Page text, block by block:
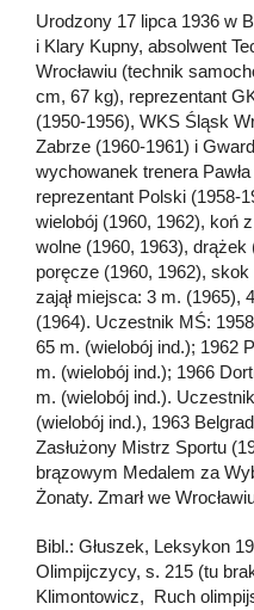
Urodzony 17 lipca 1936 w
i Klary Kupny, absolwent
Wrocławiu (technik
cm, 67 kg), reprezentant
(1950-1956), WKS Śląsk
Zabrze (1960-1961) i
wychowanek trenera
reprezentant Polski (1958-
wielobój (1960, 1962), koń
wolne (1960, 1963), drążek
poręcze (1960, 1962),
zajął miejsca: 3 m. (1965),
(1964). Uczestnik MŚ:
65 m. (wielobój ind.); 1962
m. (wielobój ind.); 1966
m. (wielobój ind.).
(wielobój ind.), 1963
Zasłużony Mistrz Sportu
brązowym Medalem za
Żonaty. Zmarł we
Bibl.: Głuszek, Leksykon
Olimpijczycy, s. 215 (tu
Klimontowicz, Ruch